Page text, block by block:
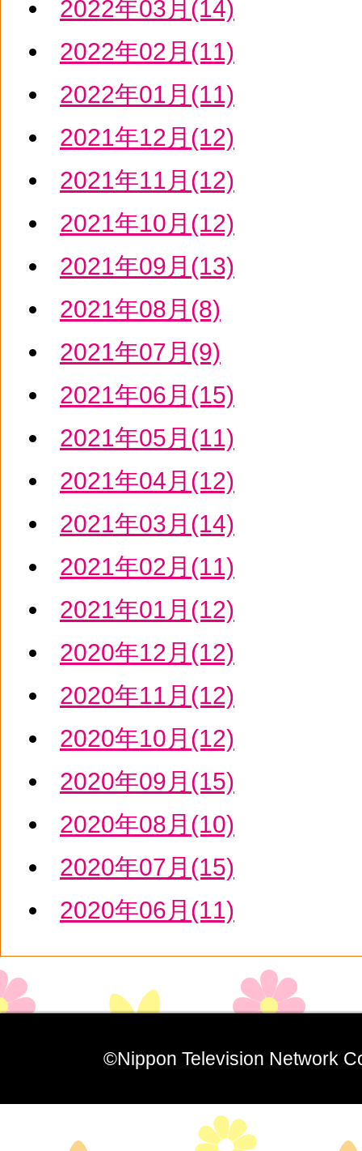
2022年03月(14)
2022年02月(11)
2022年01月(11)
2021年12月(12)
2021年11月(12)
2021年10月(12)
2021年09月(13)
2021年08月(8)
2021年07月(9)
2021年06月(15)
2021年05月(11)
2021年04月(12)
2021年03月(14)
2021年02月(11)
2021年01月(12)
2020年12月(12)
2020年11月(12)
2020年10月(12)
2020年09月(15)
2020年08月(10)
2020年07月(15)
2020年06月(11)
©Nippon Television Network